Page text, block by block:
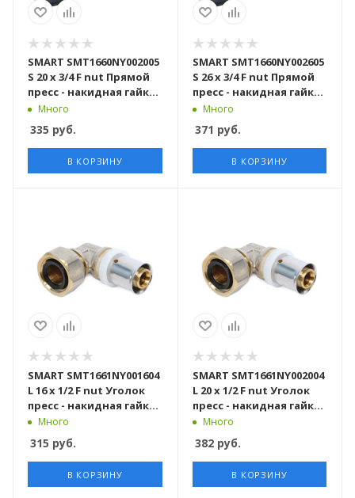
SMART SMT1660NY002005
S 20 x 3/4 F nut Прямой
пресс - накидная гайка
50 штук в упаковке
Много
335 руб.
В КОРЗИНУ
SMART SMT1660NY002605
S 26 x 3/4 F nut Прямой
пресс - накидная гайка
100 штук в упаковке
Много
371 руб.
В КОРЗИНУ
SMART SMT1661NY001604
L 16 x 1/2 F nut Уголок
пресс - накидная гайка
150 штук в упаковке
Много
315 руб.
В КОРЗИНУ
SMART SMT1661NY002004
L 20 x 1/2 F nut Уголок
пресс - накидная гайка
100 штук в упаковке
Много
382руб.
В КОРЗИНУ